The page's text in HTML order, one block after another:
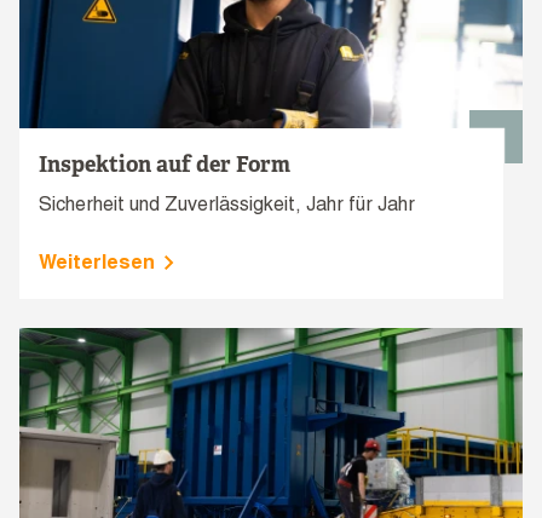
Inspektion auf der Form
Sicherheit und Zuverlässigkeit, Jahr für Jahr
Weiterlesen